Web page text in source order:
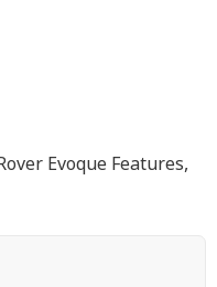
Evoque Features,